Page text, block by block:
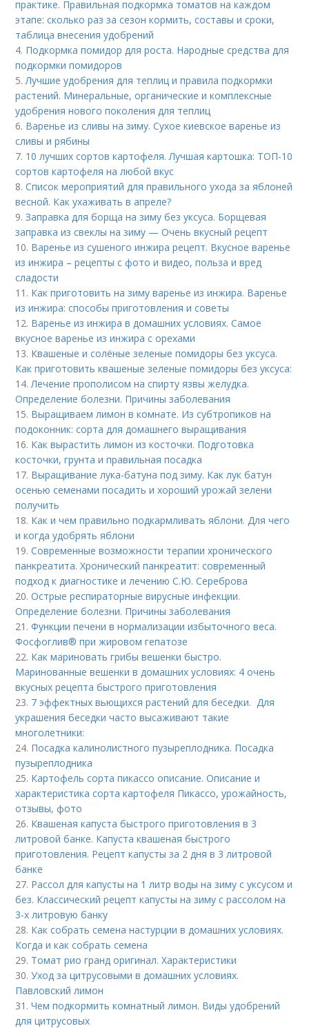
практике. Правильная подкормка томатов на каждом
этапе: сколько раз за сезон кормить, составы и сроки,
таблица внесения удобрений
4. Подкормка помидор для роста. Народные средства для
подкормки помидоров
5. Лучшие удобрения для теплиц и правила подкормки
растений. Минеральные, органические и комплексные
удобрения нового поколения для теплиц
6. Варенье из сливы на зиму. Сухое киевское варенье из
сливы и рябины
7. 10 лучших сортов картофеля. Лучшая картошка: ТОП-10
сортов картофеля на любой вкус
8.Список мероприятий для правильного ухода за яблоней
весной. Как ухаживать в апреле?
9.Заправка для борща на зиму без уксуса. Борщевая
заправка из свеклы на зиму — Очень вкусный рецепт
10. Варенье из сушеного инжира рецепт. Вкусное варенье
из инжира – рецепты с фото и видео, польза и вред
сладости
11. Как приготовить на зиму варенье из инжира. Варенье
из инжира: способы приготовления и советы
12. Варенье из инжира в домашних условиях. Самое
вкусное варенье из инжира с орехами
13. Квашеные и солёные зеленые помидоры без уксуса.
Как приготовить квашеные зеленые помидоры без уксуса:
14. Лечение прополисом на спирту язвы желудка.
Определение болезни. Причины заболевания
15. Выращиваем лимон в комнате. Из субтропиков на
подоконник: сорта для домашнего выращивания
16. Как вырастить лимон из косточки. Подготовка
косточки, грунта и правильная посадка
17. Выращивание лука-батуна под зиму. Как лук батун
осенью семенами посадить и хороший урожай зелени
получить
18. Как и чем правильно подкармливать яблони. Для чего
и когда удобрять яблони
19.Современные возможности терапии хронического
панкреатита. Хронический панкреатит: современный
подход к диагностике и лечению С.Ю. Сереброва
20.Острые респираторные вирусные инфекции.
Определение болезни. Причины заболевания
21.Функции печени в нормализации избыточного веса.
Фосфоглив® при жировом гепатозе
22. Как мариновать грибы вешенки быстро.
Маринованные вешенки в домашних условиях: 4 очень
вкусных рецепта быстрого приготовления
23. 7 эффектных вьющихся растений для беседки. Для
украшения беседки часто высаживают такие
многолетники:
24. Посадка калинолистного пузыреплодника. Посадка
пузыреплодника
25. Картофель сорта пикассо описание. Описание и
характеристика сорта картофеля Пикассо, урожайность,
отзывы, фото
26. Квашеная капуста быстрого приготовления в 3
литровой банке. Капуста квашеная быстрого
приготовления. Рецепт капусты за 2 дня в 3 литровой
банке
27. Рассол для капусты на 1 литр воды на зиму с уксусом и
без. Классический рецепт капусты на зиму с рассолом на
3-х литровую банку
28. Как собрать семена настурции в домашних условиях.
Когда и как собрать семена
29. Томат рио гранд оригинал. Характеристики
30.Уход за цитрусовыми в домашних условиях.
Павловский лимон
31.Чем подкормить комнатный лимон. Виды удобрений
для цитрусовых